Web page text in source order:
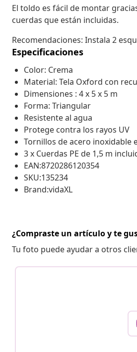
El toldo es fácil de montar
cuerdas que están incluidas.
Recomendaciones: Instala 2
Especificaciones
Color: Crema
Material: Tela Oxford con
Dimensiones : 4 x 5 x 5 m
Forma: Triangular
Resistente al agua
Protege contra los rayos UV
Tornillos de acero inoxidable
3 x Cuerdas PE de 1,5 m
EAN:8720286120354
SKU:135234
Brand:vidaXL
¿Compraste un artículo y te
Tu foto puede ayudar a otros